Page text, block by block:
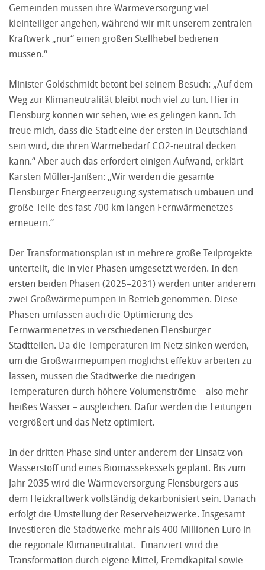
Gemeinden müssen ihre Wärmeversorgung viel
kleinteiliger angehen, während wir mit unserem zentralen
Kraftwerk „nur“ einen großen Stellhebel bedienen
müssen.“
Minister Goldschmidt betont bei seinem Besuch: „Auf dem
Weg zur Klimaneutralität bleibt noch viel zu tun. Hier in
Flensburg können wir sehen, wie es gelingen kann. Ich
freue mich, dass die Stadt eine der ersten in Deutschland
sein wird, die ihren Wärmebedarf CO2-neutral decken
kann.“ Aber auch das erfordert einigen Aufwand, erklärt
Karsten Müller-Janßen: „Wir werden die gesamte
Flensburger Energieerzeugung systematisch umbauen und
große Teile des fast 700 km langen Fernwärmenetzes
erneuern.“
Der Transformationsplan ist in mehrere große Teilprojekte
unterteilt, die in vier Phasen umgesetzt werden. In den
ersten beiden Phasen (2025–2031) werden unter anderem
zwei Großwärmepumpen in Betrieb genommen. Diese
Phasen umfassen auch die Optimierung des
Fernwärmenetzes in verschiedenen Flensburger
Stadtteilen. Da die Temperaturen im Netz sinken werden,
um die Großwärmepumpen möglichst effektiv arbeiten zu
lassen, müssen die Stadtwerke die niedrigen
Temperaturen durch höhere Volumenströme – also mehr
heißes Wasser – ausgleichen. Dafür werden die Leitungen
vergrößert und das Netz optimiert.
In der dritten Phase sind unter anderem der Einsatz von
Wasserstoff und eines Biomassekessels geplant. Bis zum
Jahr 2035 wird die Wärmeversorgung Flensburgers aus
dem Heizkraftwerk vollständig dekarbonisiert sein. Danach
erfolgt die Umstellung der Reserveheizwerke. Insgesamt
investieren die Stadtwerke mehr als 400 Millionen Euro in
die regionale Klimaneutralität. Finanziert wird die
Transformation durch eigene Mittel, Fremdkapital sowie